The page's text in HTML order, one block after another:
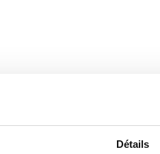
Détails